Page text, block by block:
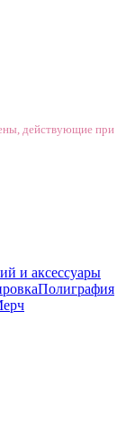
действующие при
и аксессуары
Полиграфия